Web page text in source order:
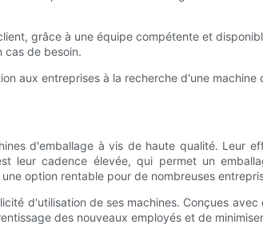
grâce à une équipe compétente et
cas de besoin.
aux entreprises à la recherche d'une
d'emballage à vis de haute qualité. Leur
leur cadence élevée, qui permet un
option rentable pour de nombreuses
d'utilisation de ses machines. Conçues
des nouveaux employés et de